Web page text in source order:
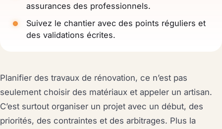
assurances des professionnels.
Suivez le chantier avec des points réguliers et
des validations écrites.
Planifier des travaux de rénovation, ce n’est pas
seulement choisir des matériaux et appeler un artisan.
C’est surtout organiser un projet avec un début, des
priorités, des contraintes et des arbitrages. Plus la